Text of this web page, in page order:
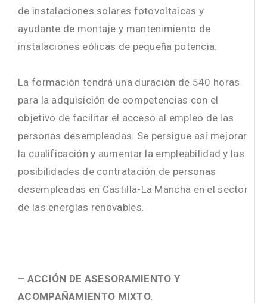
de instalaciones solares fotovoltaicas y
ayudante de montaje y mantenimiento de
instalaciones eólicas de pequeña potencia.
La formación tendrá una duración de 540 horas
para la adquisición de competencias con el
objetivo de facilitar el acceso al empleo de las
personas desempleadas. Se persigue así mejorar
la cualificación y aumentar la empleabilidad y las
posibilidades de contratación de personas
desempleadas en Castilla-La Mancha en el sector
de las energías renovables.
– ACCIÓN DE ASESORAMIENTO Y
ACOMPAÑAMIENTO MIXTO.